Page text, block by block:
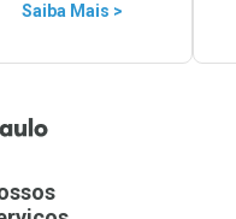
Saiba Mais >